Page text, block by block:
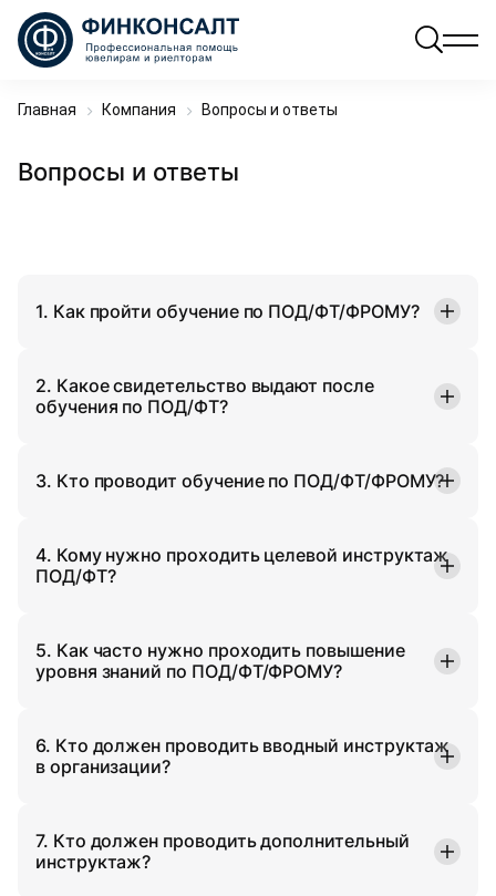
Главная Компания Вопросы и ответы
Вопросы и ответы
1. Как пройти обучение по ПОД/ФТ/ФРОМУ?
2. Какое свидетельство выдают после
обучения по ПОД/ФТ?
3. Кто проводит обучение по ПОД/ФТ/ФРОМУ?
4. Кому нужно проходить целевой инструктаж
ПОД/ФТ?
5. Как часто нужно проходить повышение
уровня знаний по ПОД/ФТ/ФРОМУ?
6. Кто должен проводить вводный инструктаж
в организации?
7. Кто должен проводить дополнительный
инструктаж?